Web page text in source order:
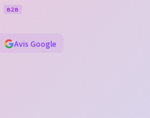
B2B
Avis Google